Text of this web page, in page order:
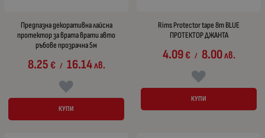
Предпазна декоративна лайсна
протектор за врата врати авто
ръбове прозрачна 5м
8.25€ / 16.14лв.
КУПИ
Rims Protector tape 8m BLUE
ПРОТЕКТОР ДЖАНТА
4.09€ / 8.00лв.
КУПИ